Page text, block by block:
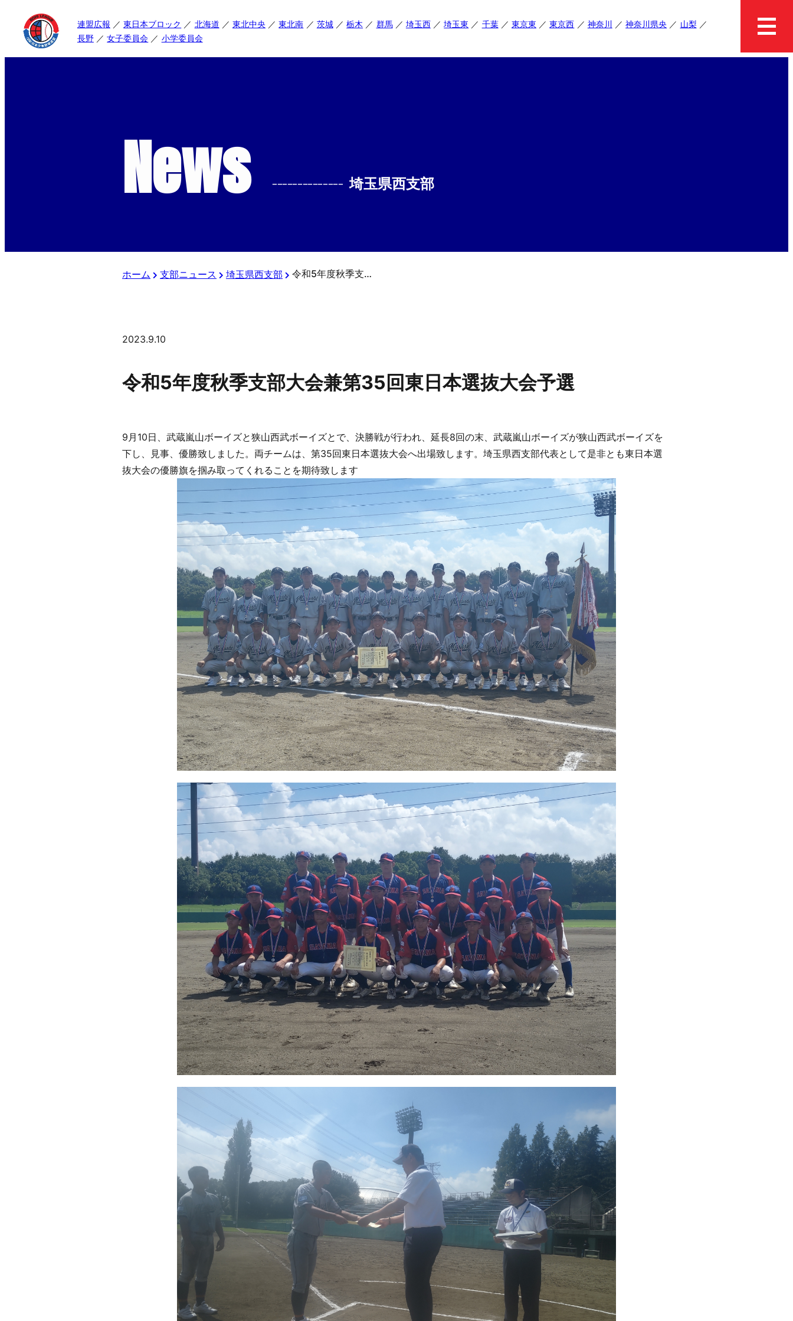
連盟広報 東日本ブロック 北海道 東北中央 東北南 茨城 栃木 群馬 埼玉西 埼玉東 千葉 東京東 東京西 神奈川 神奈川県央
山梨
長野
女子委員会 小学委員会
News -------------- 埼玉県西支部
ホーム 支部ニュース 埼玉県西支部 令和5年度秋季支部大会兼第35回東日本選抜大会予選
2023.9.10
令和5年度秋季支部大会兼第35回東日本選抜大会予選
9月10日、武蔵嵐山ボーイズと狭山西武ボーイズとで、決勝戦が行われ、延長8回の末、武蔵嵐山ボーイズが狭山西武ボーイズを
下し、見事、優勝致しました。両チームは、第35回東日本選抜大会へ出場致します。埼玉県西支部代表として是非とも東日本選
抜大会の優勝旗を掴み取ってくれることを期待致します